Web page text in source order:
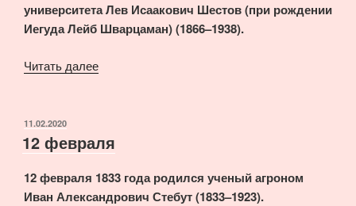
университета Лев Исаакович Шестов (при рождении
Иегуда Лейб Шварцаман) (1866–1938).
Читать далее«12
ОПУБЛИКОВАНО
11.02.2020
12 февраля
12 февраля 1833 года родился ученый агроном
Иван Александрович Стебут (1833–1923).